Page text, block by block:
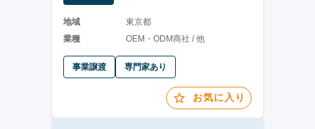
地域
東京都
業種
OEM・ODM商社 / 他
事業譲渡 専門家あり
お気に入り